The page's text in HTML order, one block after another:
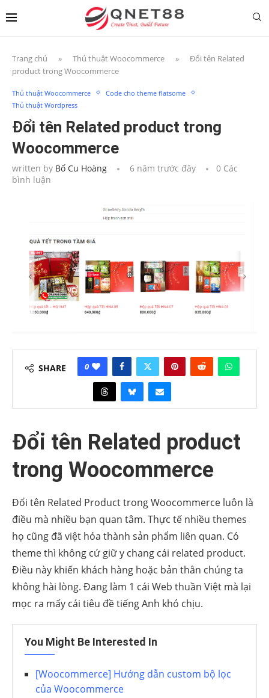
Trang chủ » Thủ thuật Woocommerce »
Đổi tên Related
product trong Woocommerce
Thủ thuật Woocommerce
Code cho theme flatsome
Thủ thuật Wordpress
Đổi tên Related product trong
Woocommerce
written by Bố Cu Hoàng 6 năm trước đây
0 Các
bình luận
SHARE 0
Đổi tên Related product
trong Woocommerce
Đổi tên Related Product trong Woocommerce luôn là
điều mà nhiều bạn quan tâm. Thực tế nhiều themes
họ cũng đã việt hóa thành sản phẩm liên quan. Có
theme thì không cứ giữ y chang cái related product.
Điều này khiến khách hàng hoặc bản thân chúng ta
không hài lòng. Đang làm 1 cái Web thuần Việt mà lại
mọc ra mấy cái tiêu đề tiếng Anh khó chịu.
You Might Be Interested In
[Woocommerce] Hướng dẫn custom bộ lọc
của Woocommerce